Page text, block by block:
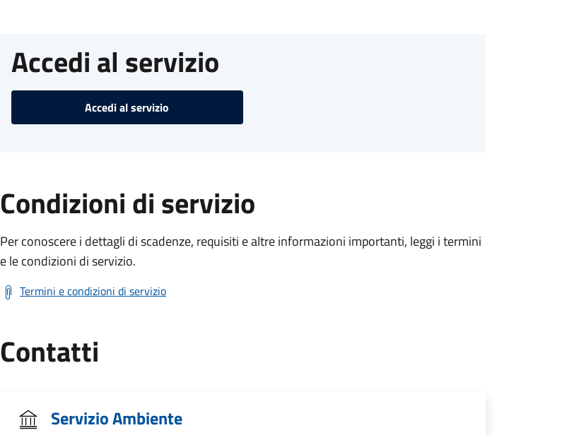
Accedi al servizio
Accedi al servizio
Condizioni di servizio
Per conoscere i dettagli di scadenze, requisiti e altre informazioni importanti, leggi i termini
e le condizioni di servizio.
Termini e condizioni di servizio
Contatti
Servizio Ambiente